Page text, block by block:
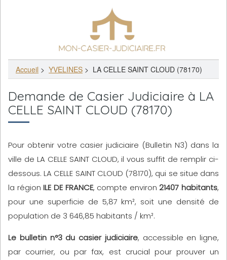
Accueil > YVELINES > LA CELLE SAINT CLOUD (78170)
Demande de Casier Judiciaire à LA
CELLE SAINT CLOUD (78170)
Pour obtenir votre casier judiciaire (Bulletin N3) dans la
ville de LA CELLE SAINT CLOUD, il vous suffit de remplir ci-
dessous. LA CELLE SAINT CLOUD (78170), qui se situe dans
la régionILE DE FRANCE, compte environ21407 habitants,
pour une superficie de 5,87 km², soit une densité de
population de 3 646,85 habitants / km².
Le bulletin n°3 du casier judiciaire, accessible en ligne,
par courrier, ou par fax, est crucial pour prouver un